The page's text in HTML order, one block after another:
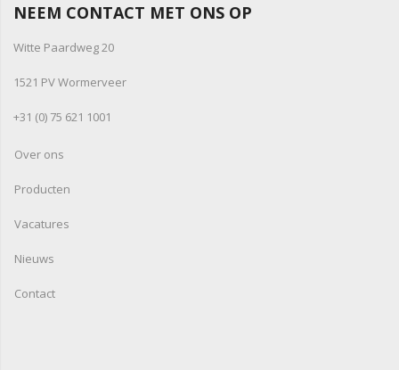
NEEM CONTACT MET ONS OP
Witte Paardweg 20
1521 PV Wormerveer
+31 (0) 75 621 1001
Over ons
Producten
Vacatures
Nieuws
Contact